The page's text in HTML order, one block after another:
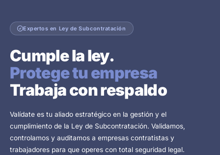
Expertos en Ley de Subcontratación
Cumple la ley.
Protege tu empresa
Trabaja con respaldo
Valídate es tu aliado estratégico en la gestión y el
cumplimiento de la Ley de Subcontratación. Validamos,
controlamos y auditamos a empresas contratistas y
trabajadores para que operes con total seguridad legal.